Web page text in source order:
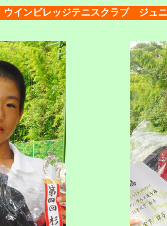
インビレッジテニスクラブ ジュ